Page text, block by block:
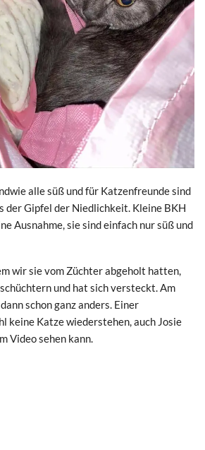
alle süß und für Katzenfreunde sind
der Gipfel der Niedlichkeit. Kleine BKH
Ausnahme, sie sind einfach nur süß und
wir sie vom Züchter abgeholt hatten,
und hat sich versteckt. Am
schon ganz anders. Einer
keine Katze wiederstehen, auch Josie
Video sehen kann.